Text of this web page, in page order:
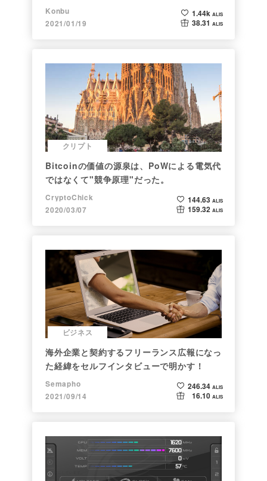
まで。注目される非証券性🐶
Konbu
2021/01/19
1.44k ALIS
38.31 ALIS
クリプト
Bitcoinの価値の源泉は、PoWによる電気代
ではなくて"競争原理"だった。
CryptoChick
2020/03/07
144.63 ALIS
159.32 ALIS
ビジネス
海外企業と契約するフリーランス広報になっ
た経緯をセルフインタビューで明かす！
Semapho
2021/09/14
246.34 ALIS
16.10 ALIS